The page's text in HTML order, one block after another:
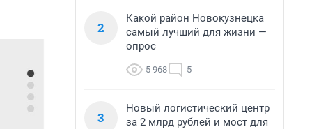
2
Какой район Новокузнецка
самый лучший для жизни —
опрос
5 968 5
3
Новый логистический центр
за 2 млрд рублей и мост для